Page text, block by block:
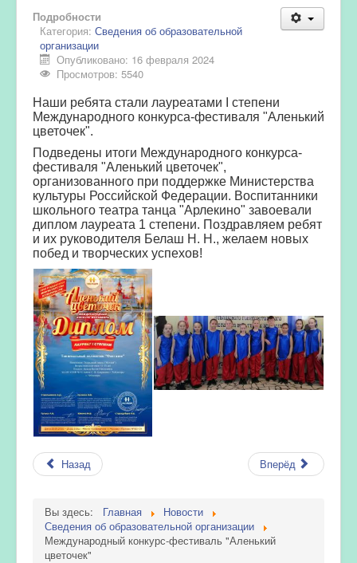
Подробности
Категория: Сведения об образовательной
организации
Опубликовано: 16 февраля 2024
Просмотров: 5540
Наши ребята стали лауреатами I степени
Международного конкурса-фестиваля "Аленький
цветочек".
Подведены итоги Международного конкурса-
фестиваля "Аленький цветочек",
организованного при поддержке Министерства
культуры Российской Федерации. Воспитанники
школьного театра танца "Арлекино" завоевали
диплом лауреата 1 степени. Поздравляем ребят
и их руководителя Белаш Н. Н., желаем новых
побед и творческих успехов!
Назад Вперёд
Вы здесь: Главная
Новости
Сведения об образовательной организации
Международный конкурс-фестиваль "Аленький
цветочек"